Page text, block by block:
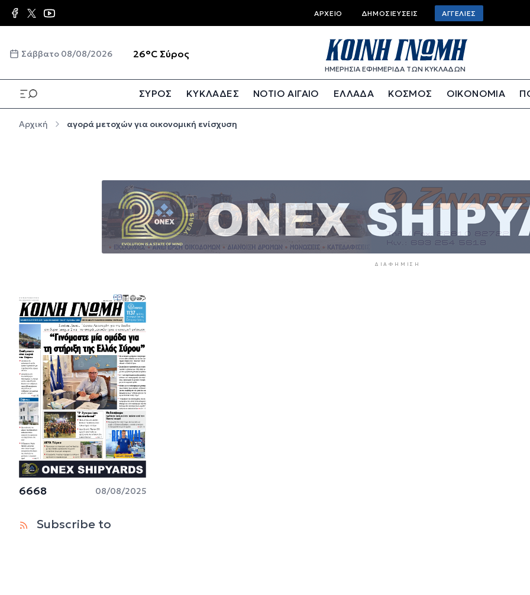
Παράκαμψη προς το κυρίως περιεχόμενο Top bar menu
ΑΡΧΕΊΟ ΔΗΜΟΣΙΕΎΣΕΙΣ ΑΓΓΕΛΊΕΣ
Σάββατο 08/08/2026 26°C Σύρος
ΗΜΕΡΗΣΙΑ ΕΦΗΜΕΡΙΔΑ ΤΩΝ ΚΥΚΛΑΔΩΝ
ΣΥΡΟΣ ΚΥΚΛΑΔΕΣ ΝΟΤΙΟ ΑΙΓΑΙΟ ΕΛΛΑΔΑ ΚΟΣΜΟΣ ΟΙΚΟΝΟΜΙΑ
Αρχική αγορά μετοχών για οικονομική ενίσχυση
ΔΙΑΦΉΜΙΣΗ
6668 08/08/2025
Subscribe to